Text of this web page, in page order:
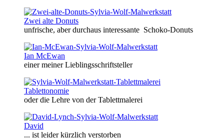
Zwei alte Donuts
unfrische, aber durchaus interessante Schoko-Donuts
Ian McEwan
einer meiner Lieblingsschriftsteller
Tablettonomie
oder die Lehre von der Tablettmalerei
David
... ist leider kürzlich verstorben